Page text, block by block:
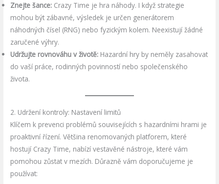
Znejte šance: Crazy Time je hra náhody. I když strategie
mohou být zábavné, výsledek je určen generátorem
náhodných čísel (RNG) nebo fyzickým kolem. Neexistují žádné
zaručené výhry.
Udržujte rovnováhu v životě: Hazardní hry by neměly zasahovat
do vaší práce, rodinných povinností nebo společenského
života.
2. Udržení kontroly: Nastavení limitů
Klíčem k prevenci problémů souvisejících s hazardními hrami je
proaktivní řízení. Většina renomovaných platforem, které
hostují Crazy Time, nabízí vestavěné nástroje, které vám
pomohou zůstat v mezích. Důrazně vám doporučujeme je
používat: